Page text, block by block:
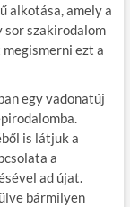
alkotása, amely a
szakirodalom
ezt a
egy vadonatúj
is látjuk a
a
ad újat.
bármilyen